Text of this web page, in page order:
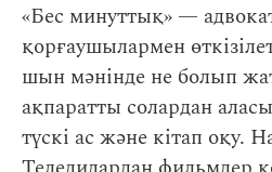
«Бес минуттық» —
қорғаушылармен
шын мәнінде не болып
ақпаратты солардан
түскі ас және кітап оқу.